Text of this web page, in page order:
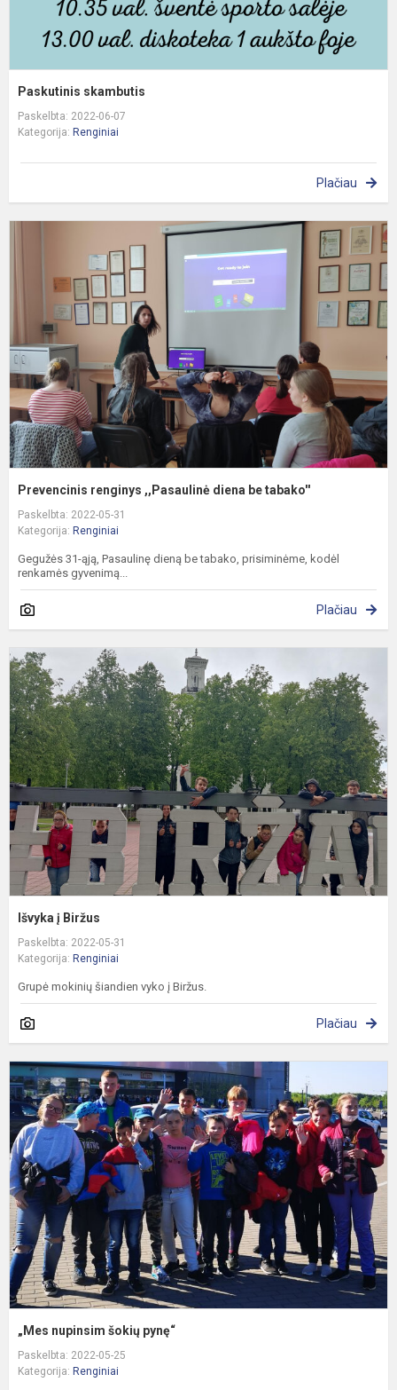
Paskutinis skambutis
Paskelbta: 2022-06-07
Kategorija: Renginiai
Plačiau
Prevencinis renginys ,,Pasaulinė diena be tabako''
Paskelbta: 2022-05-31
Kategorija: Renginiai
Gegužės 31-ąją, Pasaulinę dieną be tabako, prisiminėme, kodėl
renkamės gyvenimą...
Plačiau
Išvyka į Biržus
Paskelbta: 2022-05-31
Kategorija: Renginiai
Grupė mokinių šiandien vyko į Biržus.
Plačiau
„Mes nupinsim šokių pynę“
Paskelbta: 2022-05-25
Kategorija: Renginiai